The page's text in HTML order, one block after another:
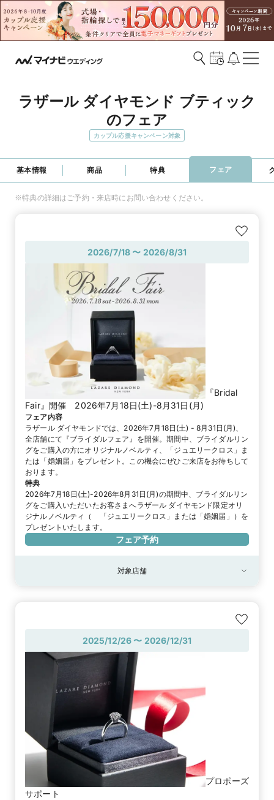
ラザール ダイヤモンド ブティック
のフェア
カップル応援キャンペーン対象
基本情報 商品 特典 フェア
※特典の詳細はご予約・来店時にお問い合わせください。
2026/7/18 〜 2026/8/31
『Bridal
Fair』開催 2026年7月18日(土)-8月31日(月)
フェア内容
ラザール ダイヤモンドでは、2026年7月18日(土) - 8月31日(月)、
全店舗にて『ブライダルフェア』を開催。期間中、ブライダルリン
グをご購入の方にオリジナルノベルティ、「ジュエリークロス」ま
たは「婚姻届」をプレゼント。この機会にぜひご来店をお待ちして
おります。
特典
2026年7月18日(土)-2026年8月31日(月)の期間中、ブライダルリン
グをご購入いただいたお客さまへラザール ダイヤモンド限定オリ
ジナルノベルティ（　「ジュエリークロス」または「婚姻届」）を
プレゼントいたします。
フェア予約
対象店舗
2025/12/26 〜 2026/12/31
プロポーズ
サポート